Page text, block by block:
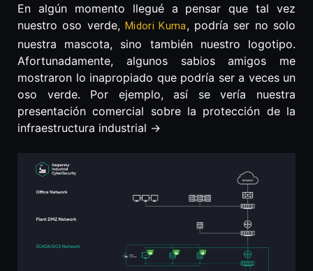
En algún momento llegué a pensar que tal vez
nuestro oso verde,Midori Kuma, podría ser no solo
nuestra mascota, sino también nuestro logotipo.
Afortunadamente, algunos sabios amigos me
mostraron lo inapropiado que podría ser a veces un
oso verde. Por ejemplo, así se vería nuestra
presentación comercial sobre la protección de la
infraestructura industrial ->